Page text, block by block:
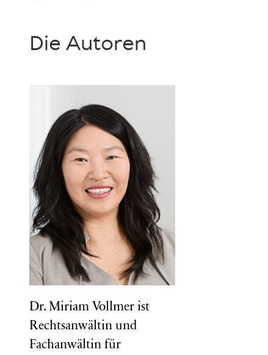
Die Autoren
Dr. Miriam Vollmer ist
Rechtsanwältin und
Fachanwältin für